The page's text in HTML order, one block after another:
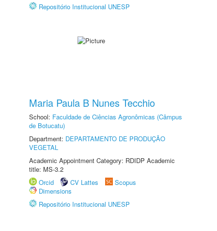
Repositório Institucional UNESP
Maria Paula B Nunes Tecchio
School: Faculdade de Ciências Agronômicas (Câmpus
de Botucatu)
Department: DEPARTAMENTO DE PRODUÇÃO
VEGETAL
Academic Appointment Category: RDIDP Academic
title: MS-3.2
Orcid
CV Lattes
Scopus
Dimensions
Repositório Institucional UNESP